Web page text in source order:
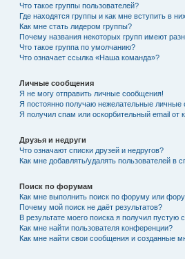
Что такое группы пользователей?
Где находятся группы и как мне вступить в
Как мне стать лидером группы?
Почему названия некоторых групп имеют
Что такое группа по умолчанию?
Что означает ссылка «Наша команда»?
Личные сообщения
Я не могу отправить личные сообщения!
Я постоянно получаю нежелательные личные
Я получил спам или оскорбительный email от
Друзья и недруги
Что означают списки друзей и недругов?
Как мне добавлять/удалять пользователей в
Поиск по форумам
Как мне выполнить поиск по форуму или
Почему мой поиск не даёт результатов?
В результате моего поиска я получил пустую
Как мне найти пользователя конференции?
Как мне найти свои сообщения и созданные